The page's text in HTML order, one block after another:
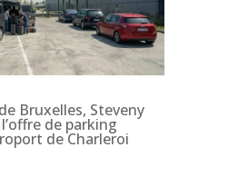
Bruxelles, Steveny
de parking
de Charleroi